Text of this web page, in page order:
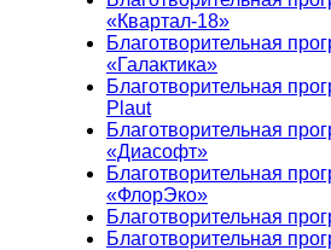
«Квартал-18»
Благотворительная
«Галактика»
Благотворительная
Plaut
Благотворительная
«Диасофт»
Благотворительная
«ФлорЭко»
Благотворительная
Благотворительная